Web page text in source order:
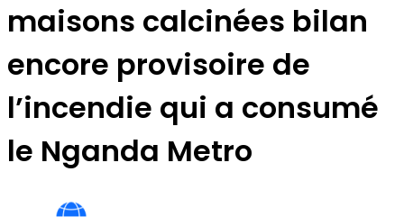
maisons calcinées bilan
encore provisoire de
l’incendie qui a consumé
le Nganda Metro